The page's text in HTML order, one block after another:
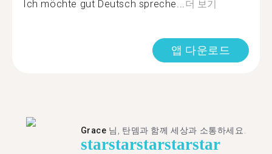
Ich möchte gut Deutsch spreche...더 보기
앱 다운로드
Grace 님, 탄뎀과 함께 세상과 소통하세요.
starstarstarstarstar